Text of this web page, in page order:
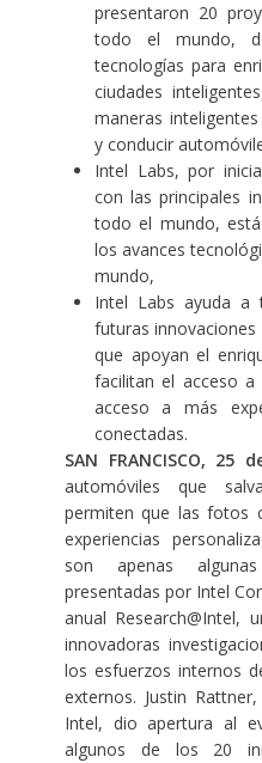
presentaron 20
todo el mundo,
tecnologías para
ciudades
maneras
y conducir
Intel Labs, por
con las principales
todo el mundo,
los avances
mundo,
Intel Labs ayuda a
futuras
que apoyan el
facilitan el acceso
acceso a más
conectadas.
SAN FRANCISCO, 25
automóviles que
permiten que las fotos
experiencias
son apenas
presentadas por Intel
anual Research@Intel,
innovadoras
los esfuerzos internos
externos. Justin
Intel, dio apertura al
algunos de los 20